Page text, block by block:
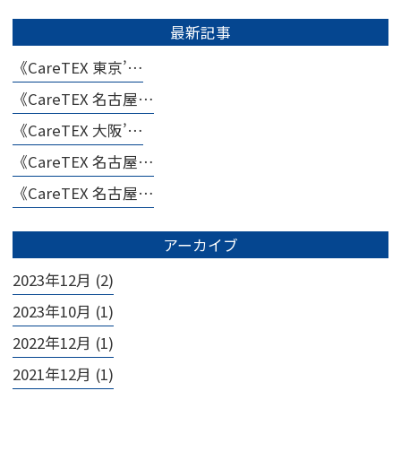
最新記事
《CareTEX 東京’…
《CareTEX 名古屋…
《CareTEX 大阪’…
《CareTEX 名古屋…
《CareTEX 名古屋…
アーカイブ
2023年12月 (2)
2023年10月 (1)
2022年12月 (1)
2021年12月 (1)